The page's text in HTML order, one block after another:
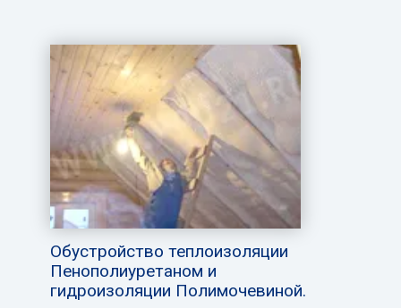
Обустройство теплоизоляции
Пенополиуретаном и
гидроизоляции Полимочевиной.